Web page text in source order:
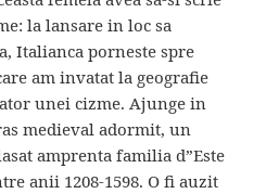
la lansare in loc sa
Italianca porneste spre
am invatat la geografie
unei cizme. Ajunge in
medieval adormit, un
amprenta familia d”Este
anii 1208-1598. O fi auzit